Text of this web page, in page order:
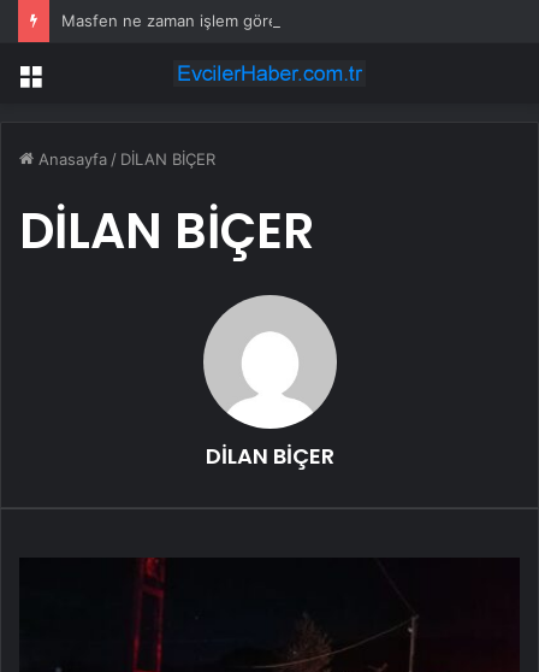
Menü
Anasayfa / DİLAN BİÇER
DİLAN BİÇER
DİLAN BİÇER